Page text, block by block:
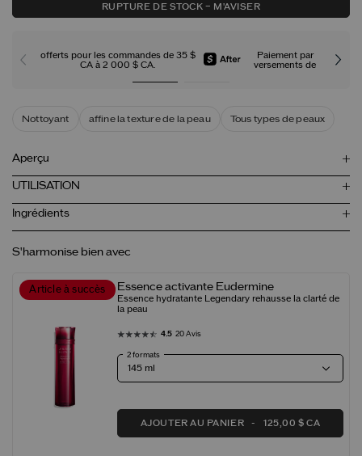
RUPTURE DE STOCK – M'AVISER
Paiement par
versements de
offerts pour les commandes de 35 $
CA à 2 000 $ CA.
Nottoyant affine la texture de la peau Tous types de peaux
Aperçu
UTILISATION
Ingrédients
S'harmonise bien avec
Article à succès Essence activante Eudermine
Essence hydratante Legendary rehausse la clarté de
la peau
4.5 20 Avis
2 formats
AJOUTER AU PANIER 125,00 $ CA